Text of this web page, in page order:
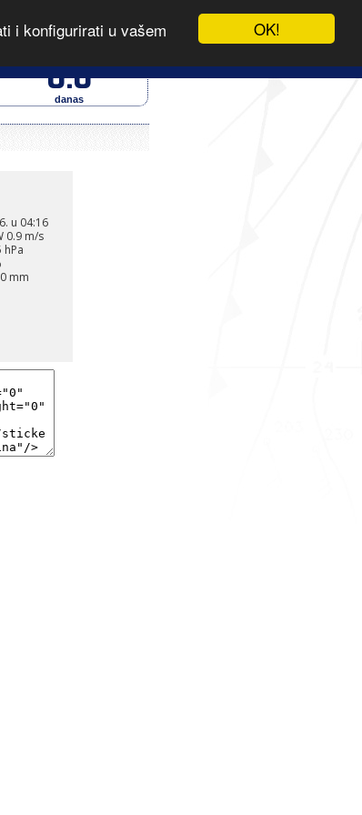
OK!
i konfigurirati u vašem
0.0
danas